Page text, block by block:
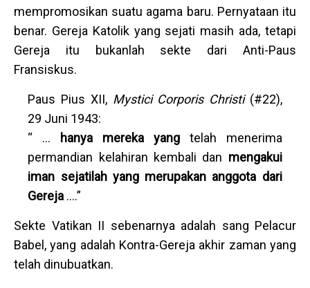
mempromosikan suatu agama baru. Pernyataan itu
benar. Gereja Katolik yang sejati masih ada, tetapi
Gereja itu bukanlah sekte dari Anti-Paus
Fransiskus.
Paus Pius XII, Mystici Corporis Christi(#22),
29 Juni 1943:
“ … hanya mereka yangtelah menerima
permandian kelahiran kembali dan mengakui
iman sejatilah yang merupakan anggota dari
Gereja ….”
Sekte Vatikan II sebenarnya adalah sang Pelacur
Babel, yang adalah Kontra-Gereja akhir zaman yang
telah dinubuatkan.